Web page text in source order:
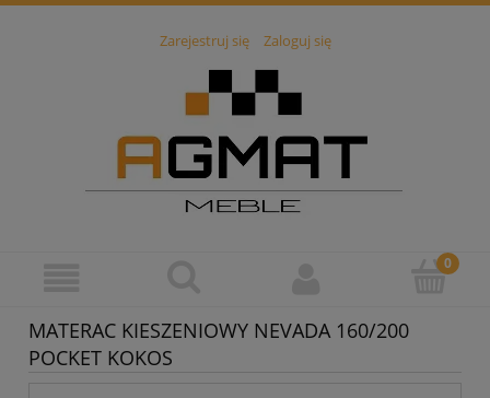
Zarejestruj się Zaloguj się
MATERAC KIESZENIOWY NEVADA 160/200
POCKET KOKOS